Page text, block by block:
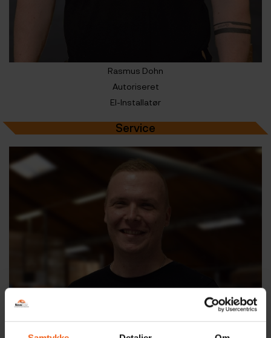
Rasmus Dohn
Autoriseret
El-Installatør
Service